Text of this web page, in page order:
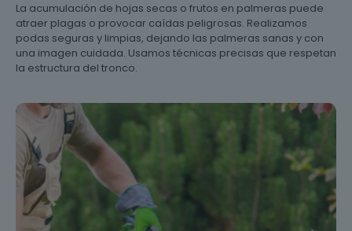
La acumulación de hojas secas o frutos en palmeras puede
atraer plagas o provocar caídas peligrosas. Realizamos
podas seguras y limpias, dejando las palmeras sanas y con
una imagen cuidada. Usamos técnicas precisas que respetan
la estructura del tronco.